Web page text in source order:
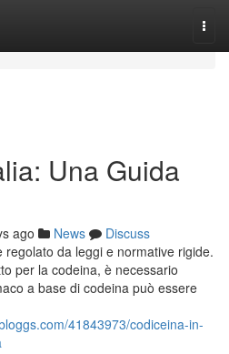
Una Guida
ago News
Discuss
regolato da leggi e normative rigide.
per la codeina, è necessario
a base di codeina può essere
41843973/codiceina-in-